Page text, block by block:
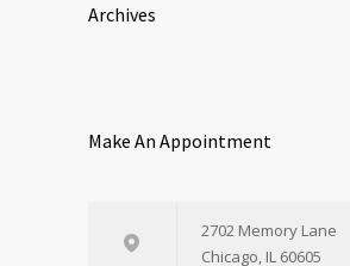
Archives
Make An Appointment
2702 Memory Lane
Chicago, IL 60605